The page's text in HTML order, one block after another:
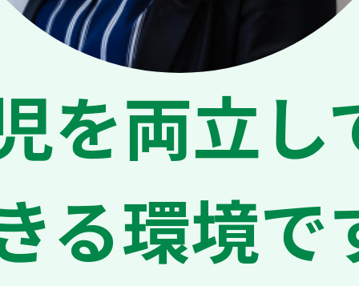
を両立し
る環境で